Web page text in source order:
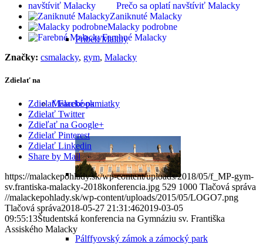
Príbeh Maliny
Malacké pamiatky
Pálffyovský zámok a zámocký park
Prečo sa oplatí navštíviť Malacky
Zaniknuté Malacky
Malacky podrobne
Farebné Malacky
Značky: csmalacky, gym, Malacky
Zdielať na
Zdielať Facebook
Zdielať Twitter
Zdieľať na Google+
Zdielať Pinterest
Zdielať Linkedin
Share by Mail
https://malackepohlady.sk/wp-content/uploads/2018/05/f_MP-gym-
sv.frantiska-malacky-2018konferencia.jpg 529 1000 Tlačová správa
//malackepohlady.sk/wp-content/uploads/2015/05/LOGO7.png
Tlačová správa2018-05-27 21:31:462019-03-05
09:55:13Študentská konferencia na Gymnáziu sv. Františka
Assiského Malacky